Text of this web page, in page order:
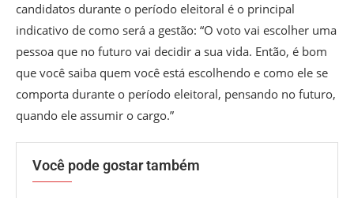
candidatos durante o período eleitoral é o principal
indicativo de como será a gestão: “O voto vai escolher uma
pessoa que no futuro vai decidir a sua vida. Então, é bom
que você saiba quem você está escolhendo e como ele se
comporta durante o período eleitoral, pensando no futuro,
quando ele assumir o cargo.”
Você pode gostar também